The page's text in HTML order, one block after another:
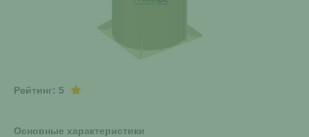
Рейтинг: 5
Основные характеристики